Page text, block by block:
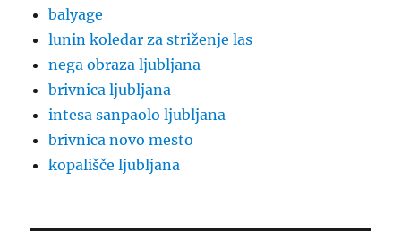
balyage
lunin koledar za striženje las
nega obraza ljubljana
brivnica ljubljana
intesa sanpaolo ljubljana
brivnica novo mesto
kopališče ljubljana